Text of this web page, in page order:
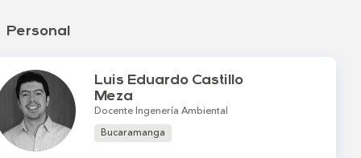
Personal
Luis Eduardo Castillo
Meza
Docente Ingenería Ambiental
Bucaramanga